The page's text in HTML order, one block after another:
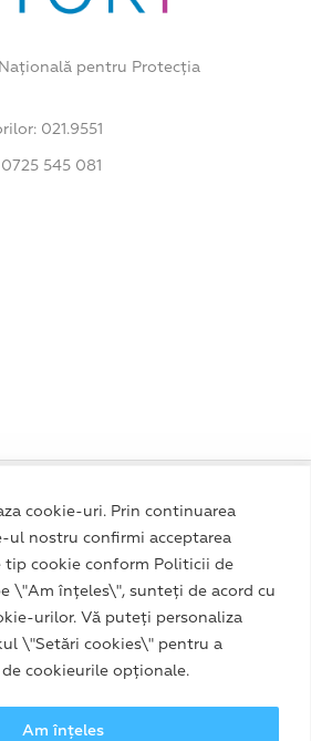
cookie-uri. Prin continuarea
ul nostru confirmi acceptarea
tip cookie conform Politicii de
\"Am înțeles\", sunteți de acord cu
urilor. Vă puteți personaliza
\"Setări cookies\" pentru a
cookieurile opționale.
Am înțeles
pentru Protecția
021.9551
545 081
Politica Cookie